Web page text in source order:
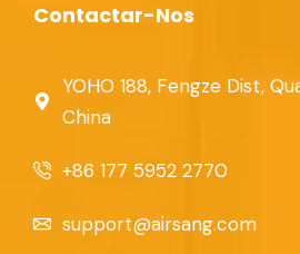
Contactar-Nos
YOHO 188, Fengze Dist,
China
+86 177 5952 2770
support@airsang.com